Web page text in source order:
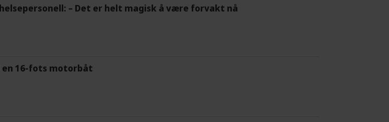
– Det er helt magisk å være forvakt nå
en 16-fots motorbåt